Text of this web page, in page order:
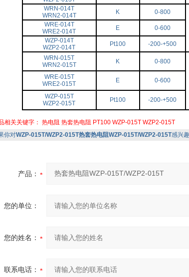
WRN-014T
WRN2-014T
K 0-800
WRE-014T
WRE2-014T
E
0-600
WZP-014T
WZP2-014T
Pt100
-200-+500
WRN-015T
WRN2-015T
K 0-800
WRE-015T
WRE2-015T
E 0-600
WZP-015T
WZP2-015T
Pt100 -200-+500
相关关键字： 热电阻 热套热电阻 PT100 WZP-015T WZP2-015T
你对WZP-015T/WZP2-015T热套热电阻WZP-015T/WZP2-015T感兴
产品：
您的单位：
您的姓名：
联系电话：